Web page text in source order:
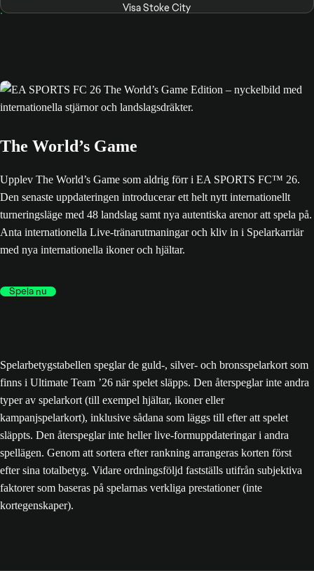
Visa Stoke City
The World’s Game
Upplev The World’s Game som aldrig förr i EA SPORTS FC™ 26.
Den senaste uppdateringen introducerar ett helt nytt internationellt
turneringsläge med 48 landslag samt nya autentiska arenor att spela på.
Anta internationella Live-tränarutmaningar och kliv in i Spelarkarriär
med nya internationella ikoner och hjältar.
Spela nu
Spelarbetygstabellen speglar de guld-, silver- och bronsspelarkort som
finns i Ultimate Team ’26 när spelet släpps. Den återspeglar inte andra
typer av spelarkort (till exempel hjältar, ikoner eller
kampanjspelarkort), inklusive sådana som läggs till efter att spelet
släppts. Den återspeglar inte heller live-formuppdateringar i andra
spellägen. Genom att sortera efter rankning arrangeras korten först
efter sina totalbetyg. Vidare ordningsföljd fastställs utifrån subjektiva
faktorer som baseras på spelarnas verkliga prestationer (inte
kortegenskaper).